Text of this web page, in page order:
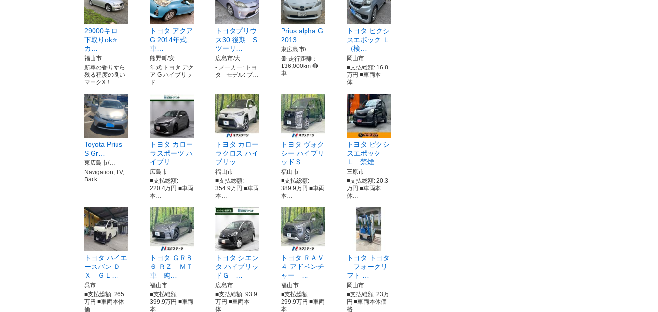
29000キロ
下取りok⭐️
カ…
福山市
新車の香りすら
残る程度の良い
マークX！ …
トヨタ アクア
G 2014年式、
車…
熊野町/安…
年式 トヨタ アク
ア G ハイブリッ
ド …
トヨタプリウ
ス30 後期 S
ツーリ…
広島市/大…
- メーカー: トヨ
タ - モデル: プ…
Prius alpha G
2013
東広島市/…
🔴 走行距離：
136,000km 🔴
車…
トヨタ ピクシ
スエポック Ｌ
（検…
岡山市
■支払総額: 16.8
万円 ■車両本
体…
Toyota Prius
S Gr…
東広島市/…
Navigation, TV,
Back…
トヨタ カロー
ラスポーツ ハ
イブリ…
広島市
■支払総額:
220.4万円 ■車両
本…
トヨタ カロー
ラクロス ハイ
ブリッ…
福山市
■支払総額:
354.9万円 ■車両
本…
トヨタ ヴォク
シー ハイブリ
ッドＳ…
福山市
■支払総額:
389.9万円 ■車両
本…
トヨタ ピクシ
スエポック
Ｌ 禁煙…
三原市
■支払総額: 20.3
万円 ■車両本
体…
トヨタ ハイエ
ースバン Ｄ
Ｘ ＧＬ…
呉市
■支払総額: 265
万円 ■車両本体
価…
トヨタ ＧＲ８
６ ＲＺ ＭＴ
車 純…
福山市
■支払総額:
399.9万円 ■車両
本…
トヨタ シエン
タ ハイブリッ
ドＧ …
広島市
■支払総額: 93.9
万円 ■車両本
体…
トヨタ ＲＡＶ
４ アドベンチ
ャー …
福山市
■支払総額:
299.9万円 ■車両
本…
トヨタ トヨタ
フォークリ
フト …
岡山市
■支払総額: 23万
円 ■車両本体価
格…